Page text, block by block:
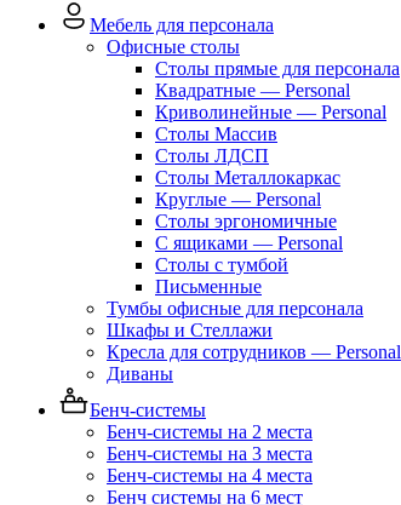
Мебель для персонала
Офисные столы
Столы прямые для персонала
Квадратные — Personal
Криволинейные — Personal
Столы Массив
Столы ЛДСП
Столы Металлокаркас
Круглые — Personal
Столы эргономичные
С ящиками — Personal
Столы с тумбой
Письменные
Тумбы офисные для персонала
Шкафы и Стеллажи
Кресла для сотрудников — Personal
Диваны
Бенч-системы
Бенч-системы на 2 места
Бенч-системы на 3 места
Бенч-системы на 4 места
Бенч системы на 6 мест